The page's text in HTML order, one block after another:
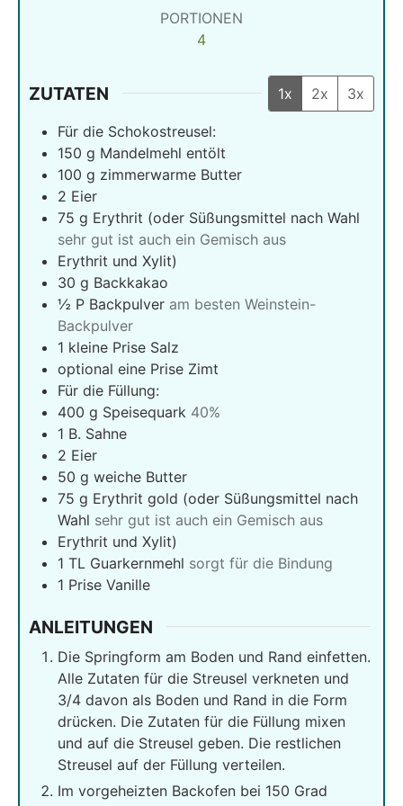
PORTIONEN
4
ZUTATEN 1x 2x 3x
Für die Schokostreusel:
150 g Mandelmehl entölt
100 g zimmerwarme Butter
2 Eier
75 g Erythrit (oder Süßungsmittel nach Wahl
sehr gut ist auch ein Gemisch aus
Erythrit und Xylit)
30 g Backkakao
½ P Backpulver am besten Weinstein-
Backpulver
1 kleine Prise Salz
optional eine Prise Zimt
Für die Füllung:
400 g Speisequark 40%
1 B. Sahne
2 Eier
50 g weiche Butter
75 g Erythrit gold (oder Süßungsmittel nach
Wahl sehr gut ist auch ein Gemisch aus
Erythrit und Xylit)
1 TL Guarkernmehl sorgt für die Bindung
1 Prise Vanille
ANLEITUNGEN
Die Springform am Boden und Rand einfetten.
Alle Zutaten für die Streusel verkneten und
3/4 davon als Boden und Rand in die Form
drücken. Die Zutaten für die Füllung mixen
und auf die Streusel geben. Die restlichen
Streusel auf der Füllung verteilen.
Im vorgeheizten Backofen bei 150 Grad